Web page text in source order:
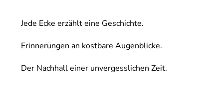
Jede Ecke erzählt eine Geschichte.
Erinnerungen an kostbare Augenblicke.
Der Nachhall einer unvergesslichen Zeit.